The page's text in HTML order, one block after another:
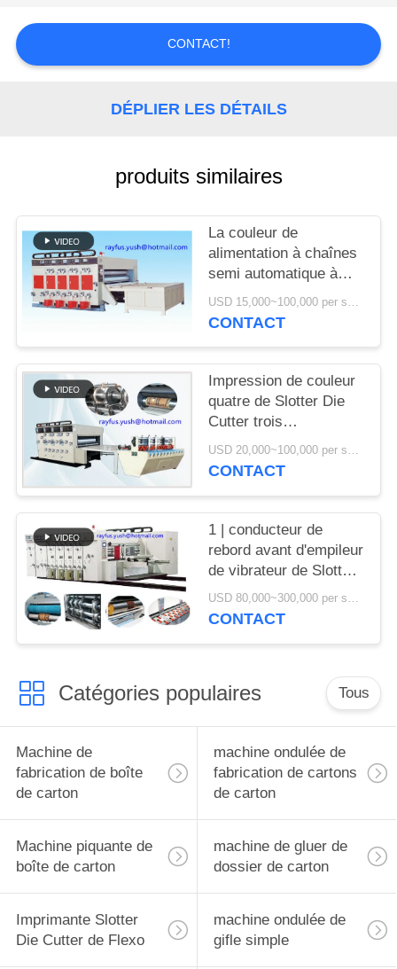
DEMANDEZ
DU
SITE
PRIVACY
CONTACT!
DÉPLIER LES DÉTAILS
produits similaires
La couleur de
alimentation à chaînes
semi automatique à
grande vitesse de
machine d'impression
USD 15,000~100,000 per set MOQ:1 ensemble
CONTACT
Impression de couleur
quatre de Slotter Die
Cutter trois
d'imprimante de Flexo
de rendement élevé
USD 20,000~100,000 per set MOQ:1 ensemble
CONTACT
1 | conducteur de
rebord avant d'empileur
de vibrateur de Slotter
Die Cutter d'imprimante
de Flexo d'impression
USD 80,000~300,000 per set MOQ:1 ensemble
CONTACT
Catégories populaires Tous
Machine de
fabrication de boîte
de carton
machine ondulée de
fabrication de cartons
de carton
Machine piquante de
boîte de carton
machine de gluer de
dossier de carton
Imprimante Slotter
Die Cutter de Flexo
machine ondulée de
gifle simple